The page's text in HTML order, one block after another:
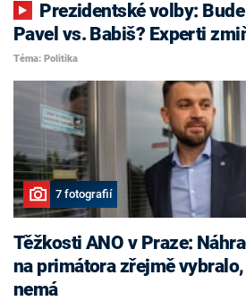
Pavel vs. Babiš? Experti
Téma: Politika
7 fotografií
Těžkosti ANO v Praze:
na primátora zřejmě
nemá